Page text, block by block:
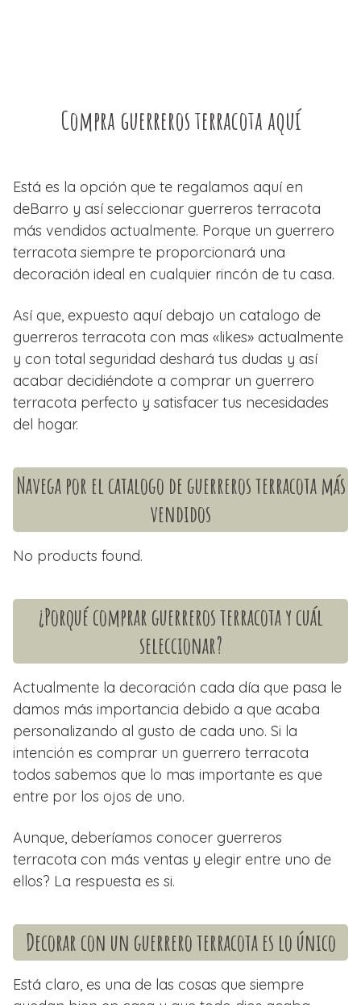
Compra guerreros terracota aquí
Está es la opción que te regalamos aquí en
deBarro y así seleccionar guerreros terracota
más vendidos actualmente. Porque un guerrero
terracota siempre te proporcionará una
decoración ideal en cualquier rincón de tu casa.
Así que, expuesto aquí debajo un catalogo de
guerreros terracota con mas «likes» actualmente
y con total seguridad deshará tus dudas y así
acabar decidiéndote a comprar un guerrero
terracota perfecto y satisfacer tus necesidades
del hogar.
Navega por el catalogo de guerreros terracota más
vendidos
No products found.
¿Porqué comprar guerreros terracota y cuál
seleccionar?
Actualmente la decoración cada día que pasa le
damos más importancia debido a que acaba
personalizando al gusto de cada uno. Si la
intención es comprar un guerrero terracota
todos sabemos que lo mas importante es que
entre por los ojos de uno.
Aunque, deberíamos conocer guerreros
terracota con más ventas y elegir entre uno de
ellos? La respuesta es si.
Decorar con un guerrero terracota es lo único
Está claro, es una de las cosas que siempre